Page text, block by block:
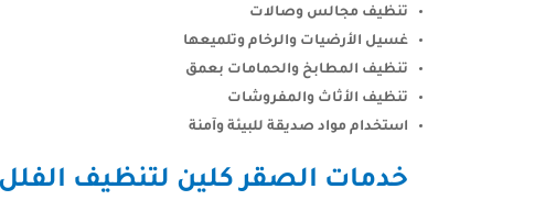
تنظيف مجالس وصالات
غسيل الأرضيات والرخام وتلميعها
تنظيف المطابخ والحمامات بعمق
تنظيف الأثاث والمفروشات
استخدام مواد صديقة للبيئة وآمنة
خدمات الصقر كلين لتنظيف